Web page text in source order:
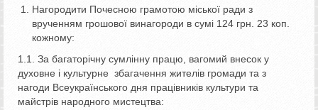
Нагородити Почесною грамотою міської ради з
врученням грошової винагороди в сумі 124 грн. 23 коп.
кожному:
1.1. За багаторічну сумлінну працю, вагомий внесок у
духовне і культурне збагачення жителів громади та з
нагоди Всеукраїнського дня працівників культури та
майстрів народного мистецтва: